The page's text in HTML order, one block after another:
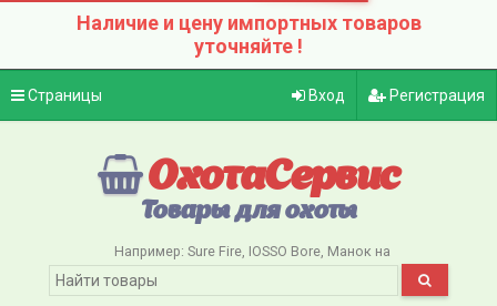
Наличие и цену импортных товаров
уточняйте !
Страницы Вход Регистрация
ОхотаСервис
Товары для охоты
Например: Sure Fire IOSSO Bore Манок на